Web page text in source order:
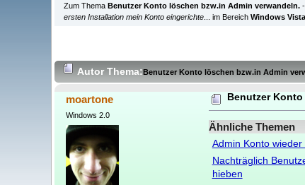
Zum ThemaBenutzer Konto löschen bzw.in Admin verwandeln.
ersten Installation mein Konto eingerichte ... im BereichWindows
AutorThema: Benutzer Konto löschen bzw.in Admin
moartone
Windows 2.0
Benutzer
Ähnliche Themen
Admin Konto
Nachträglich
hieben